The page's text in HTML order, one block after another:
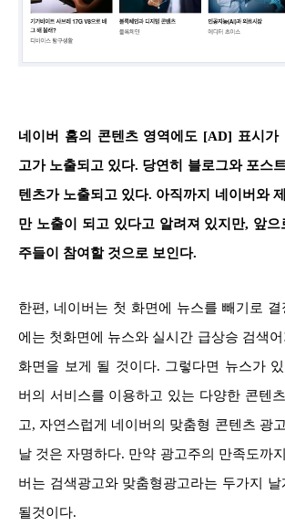
네이버 홈의 콘텐츠 영역에도 [AD] 표시가
고가 노출되고 있다. 당연히 블로그와 포스
텐츠가 노출되고 있다. 아직까지 네이버와
만 노출이 되고 있다고 알려져 있지만, 앞
주들이 참여할 것으로 보인다.
한편, 네이버는 첫 화면에 뉴스를 빼기로 결
에는 첫화면에 뉴스와 실시간 급상승 검색
화면을 보게 될 것이다. 그렇다면 뉴스가 있
버의 서비스를 이용하고 있는 다양한 콘텐
고, 자연스럽게 네이버의 맞춤형 콘텐츠 광
날 것은 자명하다. 만약 광고주의 만족도까
버는 검색광고와 맞춤형광고라는 두가지 날
될것이다.